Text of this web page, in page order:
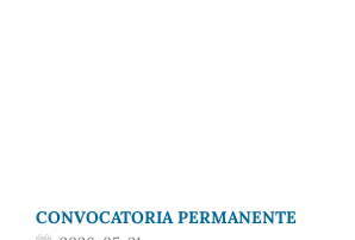
CONVOCATORIA PERMANENTE